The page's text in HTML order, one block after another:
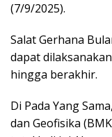
(7/9/2025).
Salat Gerhana
dapat
hingga berakhir.
Di Pada Yang
dan Geofisika